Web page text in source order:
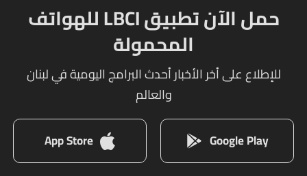
حمل الآن تطبيق LBCI للهواتف
المحمولة
للإطلاع على أخر الأخبار أحدث البرامج اليومية في لبنان
والعالم
Google Play
App Store